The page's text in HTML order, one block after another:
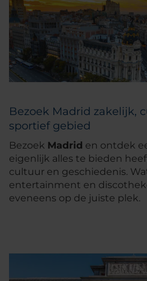
Bezoek Madrid zakelijk,
sportief gebied
Bezoek Madrid en ontdek
eigenlijk alles te bieden
cultuur en geschiedenis.
entertainment en
eveneens op de juiste plek.